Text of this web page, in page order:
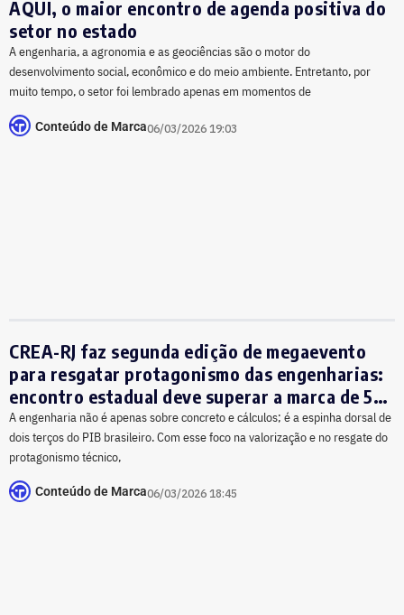
AQUI, o maior encontro de agenda positiva do
setor no estado
​A engenharia, a agronomia e as geociências são o motor do
desenvolvimento social, econômico e do meio ambiente. Entretanto, por
muito tempo, o setor foi lembrado apenas em momentos de
Conteúdo de Marca06/03/2026 19:03
CREA-RJ faz segunda edição de megaevento
para resgatar protagonismo das engenharias:
encontro estadual deve superar a marca de 5
mil participantes em 19 de março
A engenharia não é apenas sobre concreto e cálculos; é a espinha dorsal de
dois terços do PIB brasileiro. Com esse foco na valorização e no resgate do
protagonismo técnico,
Conteúdo de Marca06/03/2026 18:45